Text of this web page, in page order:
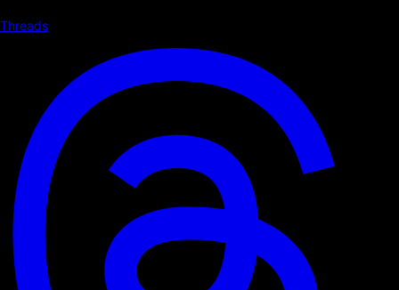
Threads